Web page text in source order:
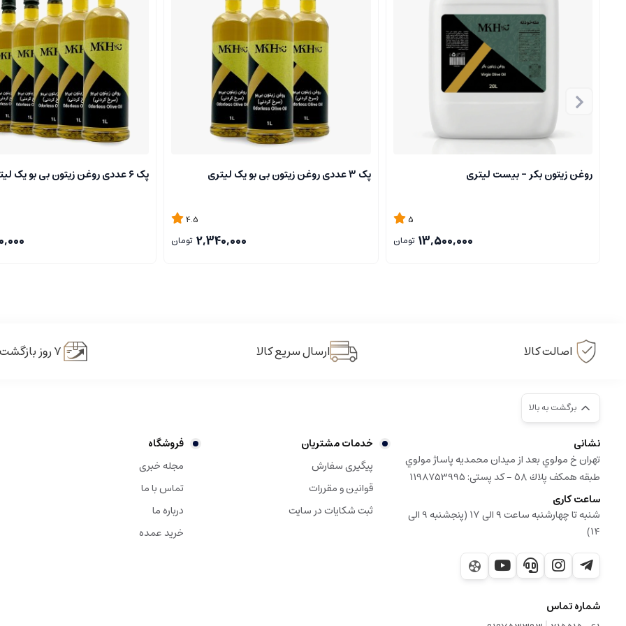
- مزایا و معایب
بی‌بو بودن: مناسب برای افرادی که از بوی طبیعی زیتون خوششان نمی‌آید.
نقطه دود بالا:
امکان استفاده در پخت و پز با حرارت بالا را فراهم می‌کند.
برای استفاده در غذاهایی که به طعم اصلی زیتون نیاز ندارند، مناسب است.
فرآیندهای شیمیایی: استفاده از مواد شیمیایی در فرآیند تصفیه ممکن است نگران‌کننده باشد، اگرچه محصولات نهایی معمولاً عاری از
روغن زیتون بی‌بو را در محفظه‌ای تاریک و خنک نگهداری کنید تا خواص و تازگی آن حفظ شود.
روغن زیتون بی‌بویک انتخاب مناسب برای افرادی است که به دنبال یک روغن سالم با ویژگی‌های روغن زیتون ولی بدون عطر و طعم قوی زیتون هستند.
پخت و پز و قنادی
، به عنوان یک گزینه چندمنظوره در آشپزخانه‌ها شناخته می‌شود. با این‌وجود، برای بهره‌مندی کامل از خواص تغذیه‌ای روغن زیتون
روغن زیتون بکر - بیست لیتری
5
13,500,000 تومان
پک ۳ عددی روغن زیتون بی بو یک لیتری
4.5
2,340,000 تومان
پک ۶ عددی روغن زیتون بی بو یک لیتری
اصالت کالا ارسال سریع کالا ۷ روز بازگشت کالا
برگشت به بالا
نشانی
تهران خ مولوي بعد از ميدان محمديه پاساژ مولوي
طبقه همكف پلاك ٥٨ - کد پستی: 1198753995
ساعت کاری
شنبه تا چهارشنبه ساعت ۹ الی ۱۷ (پنجشنبه 9 الی
14)
شماره تماس
خدمات مشتریان
پیگیری سفارش
قوانین و مقررات
ثبت شکایات در سایت
فروشگاه
مجله خبری
تماس با ما
درباره ما
خرید عمده